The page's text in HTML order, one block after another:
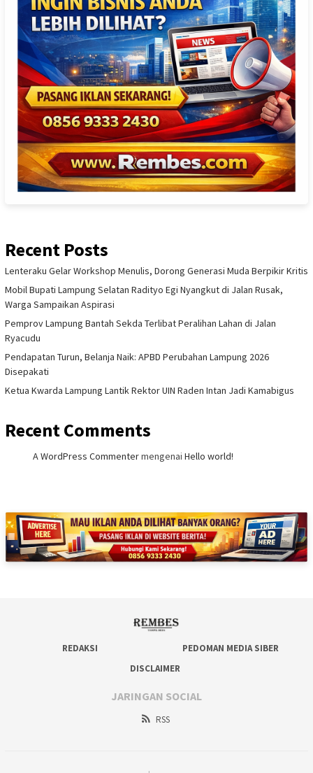
Recent Posts
Lenteraku Gelar Workshop Menulis, Dorong Generasi Muda Berpikir Kritis
Mobil Bupati Lampung Selatan Radityo Egi Nyangkut di Jalan Rusak,
Warga Sampaikan Aspirasi
Pemprov Lampung Bantah Sekda Terlibat Peralihan Lahan di Jalan
Ryacudu
Pendapatan Turun, Belanja Naik: APBD Perubahan Lampung 2026
Disepakati
Ketua Kwarda Lampung Lantik Rektor UIN Raden Intan Jadi Kamabigus
Recent Comments
A WordPress Commentermengenai Hello world!
REDAKSI
PEDOMAN MEDIA SIBER
DISCLAIMER
JARINGAN SOCIAL
RSS